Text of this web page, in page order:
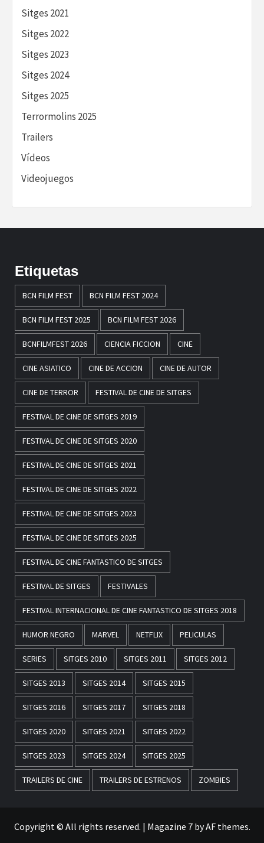
Sitges 2021
Sitges 2022
Sitges 2023
Sitges 2024
Sitges 2025
Terrormolins 2025
Trailers
Vídeos
Videojuegos
Etiquetas
BCN FILM FEST BCN FILM FEST 2024
BCN FILM FEST 2025 BCN FILM FEST 2026
BCNFILMFEST 2026 CIENCIA FICCION CINE
CINE ASIATICO CINE DE ACCION CINE DE AUTOR
CINE DE TERROR FESTIVAL DE CINE DE SITGES
FESTIVAL DE CINE DE SITGES 2019
FESTIVAL DE CINE DE SITGES 2020
FESTIVAL DE CINE DE SITGES 2021
FESTIVAL DE CINE DE SITGES 2022
FESTIVAL DE CINE DE SITGES 2023
FESTIVAL DE CINE DE SITGES 2025
FESTIVAL DE CINE FANTASTICO DE SITGES
FESTIVAL DE SITGES FESTIVALES
FESTIVAL INTERNACIONAL DE CINE FANTASTICO DE SITGES 2018
HUMOR NEGRO MARVEL NETFLIX PELICULAS
SERIES SITGES 2010 SITGES 2011 SITGES 2012
SITGES 2013 SITGES 2014 SITGES 2015
SITGES 2016 SITGES 2017 SITGES 2018
SITGES 2020 SITGES 2021 SITGES 2022
SITGES 2023 SITGES 2024 SITGES 2025
TRAILERS DE CINE TRAILERS DE ESTRENOS ZOMBIES
Copyright © All rights reserved. | Magazine 7by AF themes.